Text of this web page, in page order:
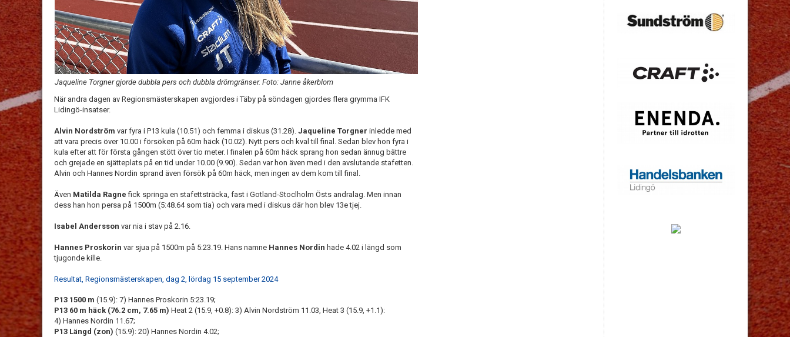
Jaqueline Torgner gjorde dubbla pers och dubbla drömgränser. Foto: Janne åkerblom
När andra dagen av Regionsmästerskapen avgjordes i Täby på söndagen gjordes flera grymma IFK
Lidingö-insatser.
Alvin Nordström var fyra i P13 kula (10.51) och femma i diskus (31.28). Jaqueline Torgner inledde med
att vara precis över 10.00 i försöken på 60m häck (10.02). Nytt pers och kval till final. Sedan blev hon fyra i
kula efter att för första gången stött över tio meter. I finalen på 60m häck sprang hon sedan ännug bättre
och grejade en sjätteplats på en tid under 10.00 (9.90). Sedan var hon även med i den avslutande stafetten.
Alvin och Hannes Nordin sprand även försök på 60m häck, men ingen av dem kom till final.
Även Matilda Ragnefick springa en stafettsträcka, fast i Gotland-Stoclholm Östs andralag. Men innan
dess han hon persa på 1500m (5:48.64 som tia) och vara med i diskus där hon blev 13e tjej.
Isabel Andersson var nia i stav på 2.16.
Hannes Proskorin var sjua på 1500m på 5:23.19. Hans namne Hannes Nordin hade 4.02 i längd som
tjugonde kille.
Resultat, Regionsmästerskapen, dag 2, lördag 15 september 2024
P13 1500 m (15.9): 7) Hannes Proskorin 5:23.19;
P13 60 m häck (76.2 cm, 7.65 m) Heat 2 (15.9, +0.8): 3) Alvin Nordström 11.03, Heat 3 (15.9, +1.1):
4) Hannes Nordin 11.67;
P13 Längd (zon) (15.9): 20) Hannes Nordin 4.02;